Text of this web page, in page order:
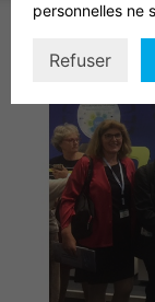
bourget 2
personnelles ne
Refuser